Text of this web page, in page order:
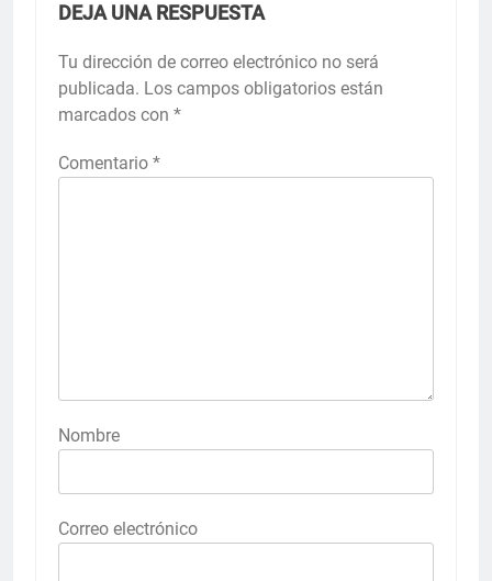
DEJA UNA RESPUESTA
Tu dirección de correo electrónico no será
publicada. Los campos obligatorios están
marcados con *
Comentario *
Nombre
Correo electrónico